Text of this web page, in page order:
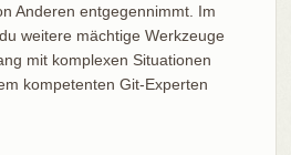
Anderen entgegennimmt. Im
weitere mächtige Werkzeuge
mit komplexen Situationen
kompetenten Git-Experten